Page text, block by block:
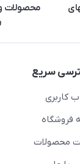
محصولات و
سریع
کاربری
فروشگاه
محصولات